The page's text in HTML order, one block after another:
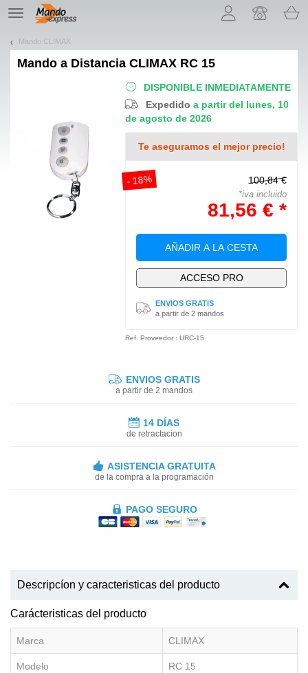
TE
navigation
Mando CLIMAX
Mando a Distancia CLIMAX RC 15
DISPONIBLE INMEDIATAMENTE
Expedidoa partir del lunes, 10
de agosto de 2026
Te aseguramos el mejor precio!
- 18% 100,84 €
*iva incluido
81,56 € *
AÑADIR A LA CESTA
ACCESO PRO
ENVIOS GRATIS
a partir de 2 mandos
Ref. Proveedor : URC-15
ENVIOS GRATIS
a partir de 2 mandos
14 DÍAS
de retractacíon
ASISTENCIA GRATUITA
de la compra a la programación
PAGO SEGURO
Descripcíon y caracteristicas del producto
Carácteristicas del producto
Marca CLIMAX
Modelo RC 15
¡Permítenos presentarte nuestras cookies!